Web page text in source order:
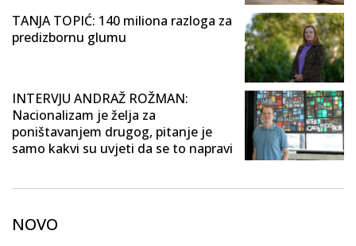
TANJA TOPIĆ: 140 miliona razloga za
predizbornu glumu
INTERVJU ANDRAŽ ROŽMAN:
Nacionalizam je želja za
poništavanjem drugog, pitanje je
samo kakvi su uvjeti da se to napravi
NOVO